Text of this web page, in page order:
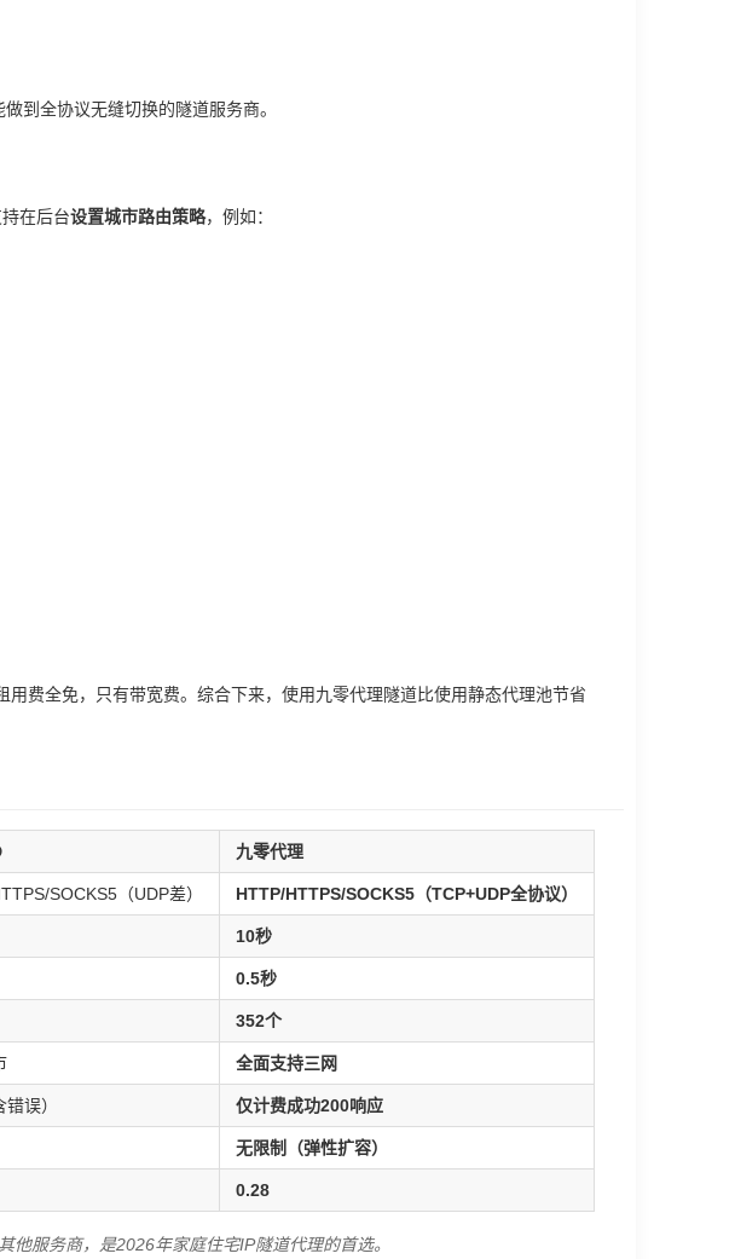
到全协议无缝切换的隧道服务商。
在后台设置城市路由策略，例如：
费全免，只有带宽费。综合下来，使用九零代理隧道比使用静态代理池节省
九零代理
SOCKS5（UDP差） HTTP/HTTPS/SOCKS5（TCP+UDP全协议）
10秒
0.5秒
352个
全面支持三网
误） 仅计费成功200响应
无限制（弹性扩容）
0.28
服务商，是2026年家庭住宅IP隧道代理的首选。